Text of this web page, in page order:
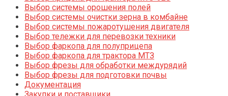
Выбор системы орошения полей
Выбор системы очистки зерна в комбайне
Выбор системы пожаротушения двигателя
Выбор тележки для перевозки техники
Выбор фаркопа для полуприцепа
Выбор фаркопа для трактора МТЗ
Выбор фрезы для обработки междурядий
Выбор фрезы для подготовки почвы
Документация